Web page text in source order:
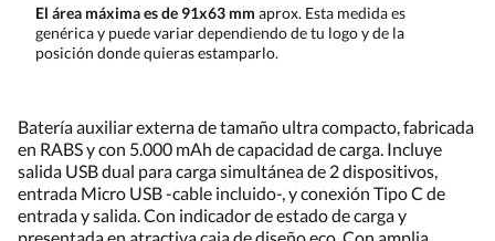
El área máxima es de 91x63 mm aprox. Esta medida es
genérica y puede variar dependiendo de tu logo y de la
posición donde quieras estamparlo.
Batería auxiliar externa de tamaño ultra compacto, fabricada
en RABS y con 5.000 mAh de capacidad de carga. Incluye
salida USB dual para carga simultánea de 2 dispositivos,
entrada Micro USB -cable incluido-, y conexión Tipo C de
entrada y salida. Con indicador de estado de carga y